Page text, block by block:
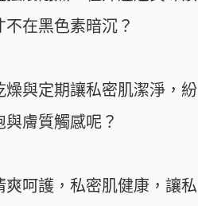
在黑色素暗沉？
與定期讓私密肌潔淨，紛
膚質觸感呢？
呵護，私密肌健康，讓私